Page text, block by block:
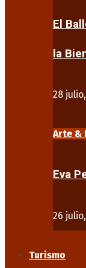
El
la
28
Arte &
Eva
26
Turismo